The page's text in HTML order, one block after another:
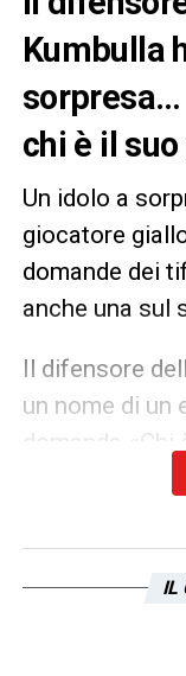
Kumbulla
sorpresa…
chi è il
Un idolo a
giocatore
domande dei
anche una sul
Il difensore
un nome di un
domanda
giocatore
LA PLAYLISTIL